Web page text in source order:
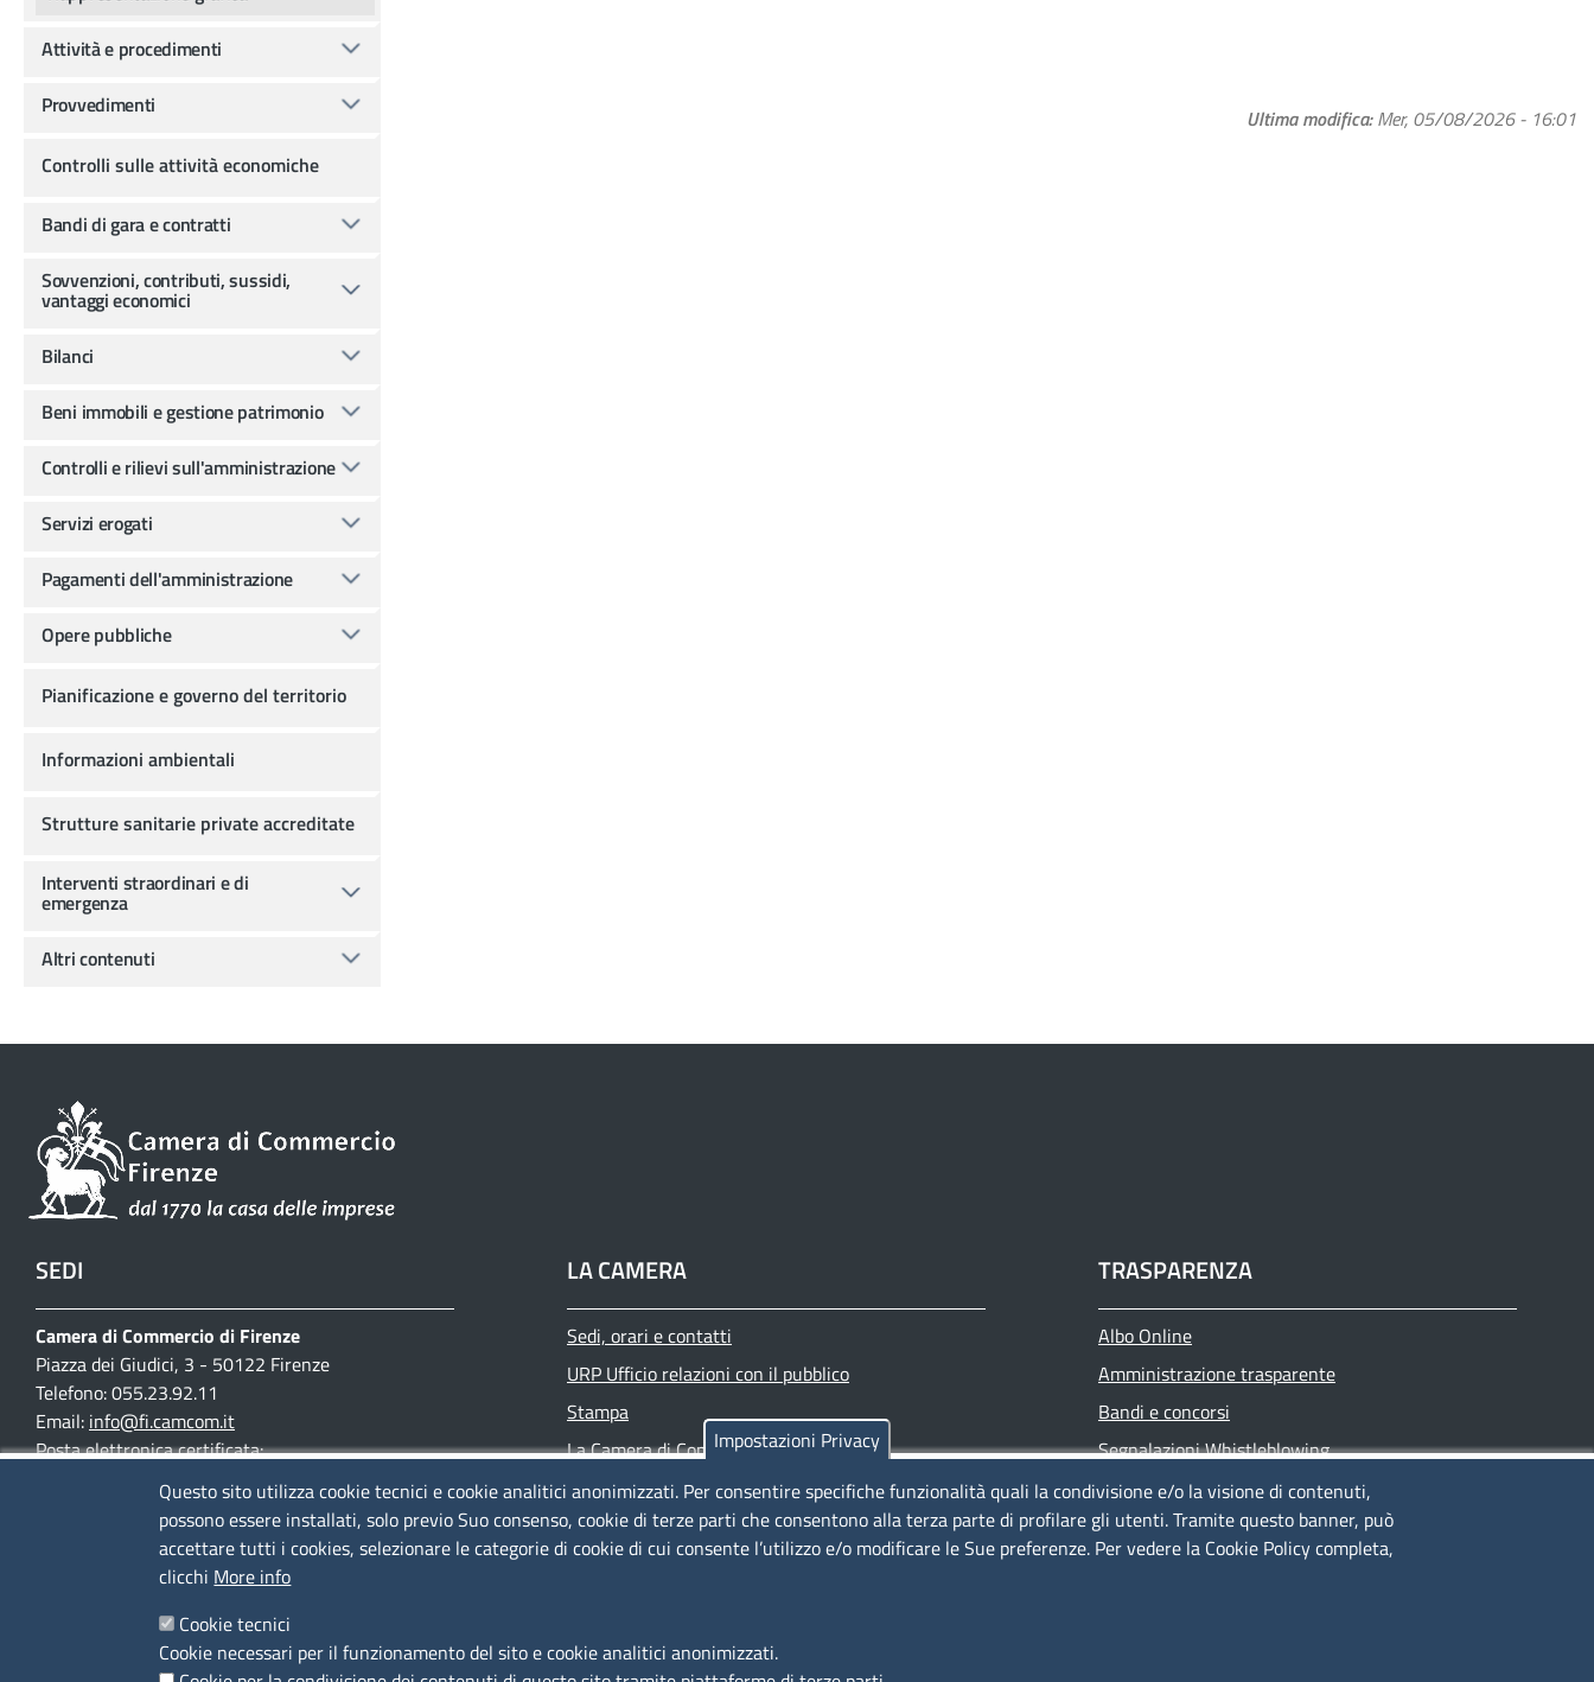
Ultima modifica Mer, 05/08/2026 - 16:01
Attività e procedimenti
Provvedimenti
Controlli sulle attività economiche
Bandi di gara e contratti
Sovvenzioni, contributi, sussidi,
vantaggi economici
Bilanci
Beni immobili e gestione patrimonio
Controlli e rilievi sull'amministrazione
Servizi erogati
Pagamenti dell'amministrazione
Opere pubbliche
Pianificazione e governo del territorio
Informazioni ambientali
Strutture sanitarie private accreditate
Interventi straordinari e di
emergenza
Altri contenuti
SEDI
Camera di Commercio di Firenze
Piazza dei Giudici, 3 - 50122 Firenze
Telefono: 055.23.92.11
Email: info@fi.camcom.it
Posta elettronica certificata:
cciaa.firenze@fi.legalmail.camcom.it
Partita IVA 03097420487
Codice fiscale 80002690487
Accesso riservato
LA CAMERA
Sedi, orari e contatti
URP Ufficio relazioni con il pubblico
Stampa
La Camera di Commercio oggi
Azienda speciale PromoFirenze
Siti tematici
TRASPARENZA
Albo Online
Amministrazione trasparente
Bandi e concorsi
Segnalazioni Whistleblowing
Accessibilità
IBAN e pagamenti informatici
Informative privacy e cookie
Impostazioni Privacy
Questo sito utilizza cookie tecnici e cookie analitici anonimizzati. Per consentire specifiche funzionalità quali la condivisione e/o la visione di contenuti,
possono essere installati, solo previo Suo consenso, cookie di terze parti che consentono alla terza parte di profilare gli utenti. Tramite questo banner, può
accettare tutti i cookies, selezionare le categorie di cookie di cui consente l’utilizzo e/o modificare le Sue preferenze. Per vedere la Cookie Policy completa,
clicchi More info
Cookie tecnici
Cookie necessari per il funzionamento del sito e cookie analitici anonimizzati.